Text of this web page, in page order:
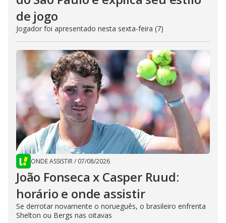
de jogo
Jogador foi apresentado nesta sexta-feira (7)
ONDE ASSISTIR/ 07/08/2026
João Fonseca x Casper Ruud:
horário e onde assistir
Se derrotar novamente o norueguês, o brasileiro enfrenta
Shelton ou Bergs nas oitavas